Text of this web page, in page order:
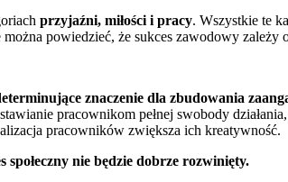
przyjaźni, miłości i pracy. Wszystkie te
powiedzieć, że sukces zawodowy zależy
znaczenie dla zbudowania
pracownikom pełnej swobody
pracowników zwiększa ich kreatywność.
nie będzie dobrze rozwinięty.